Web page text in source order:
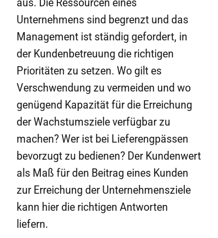
aus. Die Ressourcen eines
Unternehmens sind begrenzt und das
Management ist ständig gefordert, in
der Kundenbetreuung die richtigen
Prioritäten zu setzen. Wo gilt es
Verschwendung zu vermeiden und wo
genügend Kapazität für die Erreichung
der Wachstumsziele verfügbar zu
machen? Wer ist bei Lieferengpässen
bevorzugt zu bedienen? Der Kundenwert
als Maß für den Beitrag eines Kunden
zur Erreichung der Unternehmensziele
kann hier die richtigen Antworten
liefern.